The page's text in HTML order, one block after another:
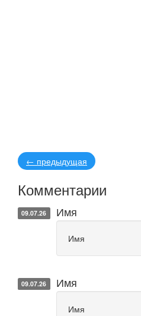
← предыдущая
Комментарии
09.07.26 Имя
Имя
09.07.26 Имя
Имя